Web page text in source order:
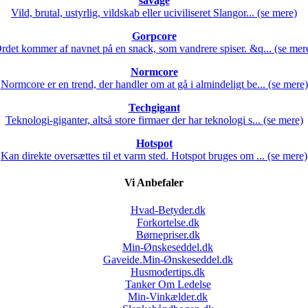
Vild, brutal, ustyrlig, vildskab eller uciviliseret Slangor... (se mere)
Gorpcore
kommer af navnet på en snack, som vandrere spiser. &q... (se
Normcore
Normcore er en trend, der handler om at gå i almindeligt be... (se mere)
Techgigant
Teknologi-giganter, altså store firmaer der har teknologi s... (se mere)
Hotspot
Kan direkte oversættes til et varm sted. Hotspot bruges om ... (se mere)
Vi Anbefaler
Hvad-Betyder.dk
Forkortelse.dk
Børnepriser.dk
Min-Ønskeseddel.dk
Gaveide.Min-Ønskeseddel.dk
Husmodertips.dk
Tanker Om Ledelse
Min-Vinkælder.dk